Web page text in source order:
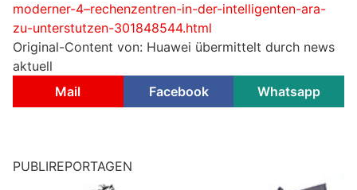
moderner-4–rechenzentren-in-der-intelligenten-ara-
zu-unterstutzen-301848544.html
Original-Content von: Huawei übermittelt durch news
aktuell
Mail
Facebook Whatsapp
PUBLIREPORTAGEN